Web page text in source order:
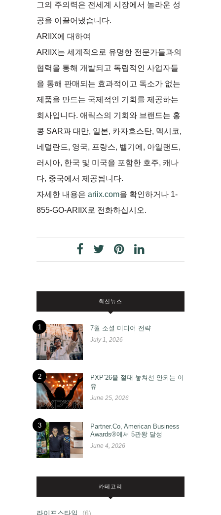
그의 주의력은 전세계 시장에서 놀라운 성
공을 이끌어냈습니다.
ARIIX에 대하여
ARIIX는 세계적으로 유명한 전문가들과의
협력을 통해 개발되고 독립적인 사업자들
을 통해 판매되는 효과적이고 독소가 없는
제품을 만드는 국제적인 기회를 제공하는
회사입니다. 애릭스의 기회와 브랜드는 홍
콩 SAR과 대만, 일본, 카자흐스탄, 멕시코,
네덜란드, 영국, 프랑스, 벨기에, 아일랜드,
러시아, 한국 및 미국을 포함한 호주, 캐나
다, 중국에서 제공됩니다.
자세한 내용은 ariix.com을 확인하거나 1-
855-GO-ARIIX로 전화하십시오.
최신뉴스
1 7월 소셜 미디어 전략
July 1, 2026
2
PXP’26을 절대 놓쳐선 안되는 이
유
June 25, 2026
3
Partner.Co, American Business
Awards®에서 5관왕 달성
June 4, 2026
카테고리
라이프스타일 (6)